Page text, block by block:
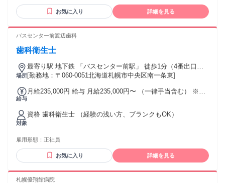
囲と協力して仕事を進められる方 ⭐こんな⽅にぴったり ￣￣
V￣￣￣￣￣￣￣￣￣￣￣￣￣￣￣￣￣ ✦向上心があり、自発
経験を積みたい方 ✦チームワークを大切にし、 前向きな姿勢
お気に入り 詳細を見る
バスセンター前渡辺歯科
歯科衛生士
場所
最寄り駅 地下鉄 「バスセンター前駅」 徒歩1分（4番出口す
ぐ）
[勤務地：〒060-0051北海道札幌市中央区南一条東]
給与
月給235,000円 給与 月給235,000円〜 （一律手当含む） ※前
対象
資格 歯科衛生士 （経験の浅い方、ブランクもOK）
雇用形態： 正社員
お気に入り 詳細を見る
札幌優翔館病院